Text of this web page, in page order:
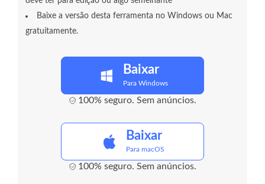
Baixe a versão desta ferramenta no Windows ou Mac
gratuitamente.
Baixar
Para Windows
100% seguro. Sem anúncios.
Baixar
Para macOS
100% seguro. Sem anúncios.